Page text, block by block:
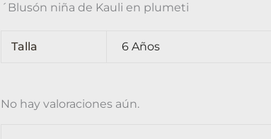
´Blusón niña de Kauli en plumeti
Talla 6 Años
No hay valoraciones aún.